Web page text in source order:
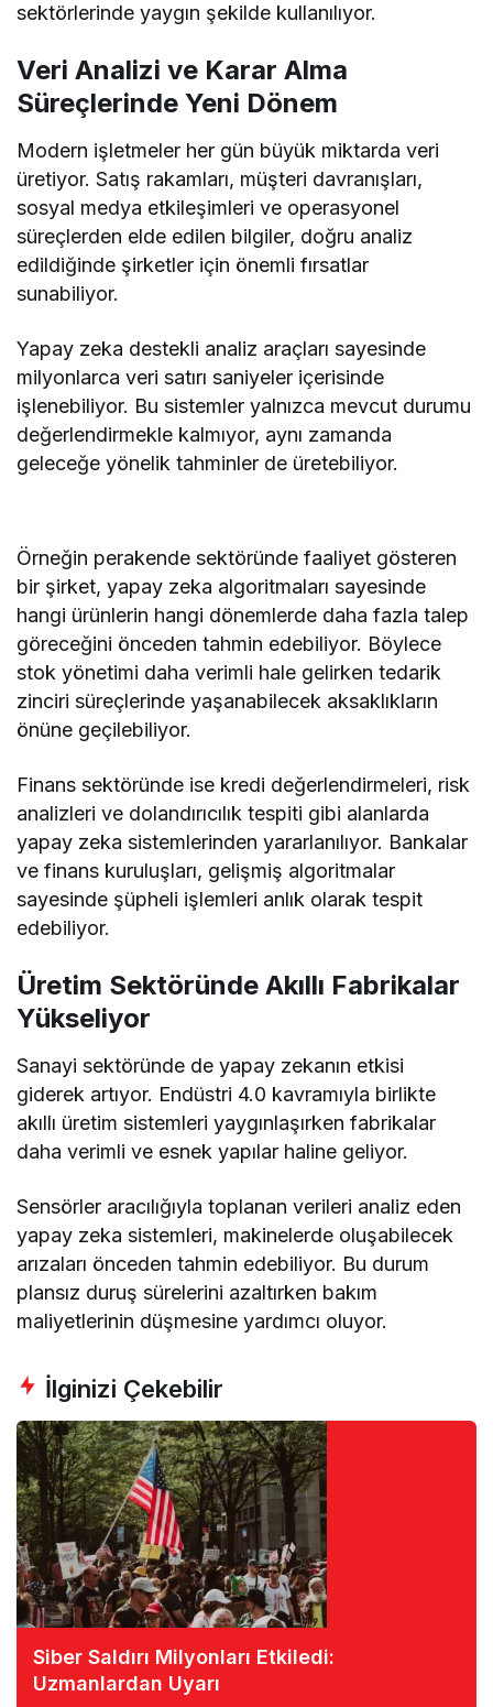
sektörlerinde yaygın şekilde kullanılıyor.
Veri Analizi ve Karar Alma
Süreçlerinde Yeni Dönem
Modern işletmeler her gün büyük miktarda veri
üretiyor. Satış rakamları, müşteri davranışları,
sosyal medya etkileşimleri ve operasyonel
süreçlerden elde edilen bilgiler, doğru analiz
edildiğinde şirketler için önemli fırsatlar
sunabiliyor.
Yapay zeka destekli analiz araçları sayesinde
milyonlarca veri satırı saniyeler içerisinde
işlenebiliyor. Bu sistemler yalnızca mevcut durumu
değerlendirmekle kalmıyor, aynı zamanda
geleceğe yönelik tahminler de üretebiliyor.
Örneğin perakende sektöründe faaliyet gösteren
bir şirket, yapay zeka algoritmaları sayesinde
hangi ürünlerin hangi dönemlerde daha fazla talep
göreceğini önceden tahmin edebiliyor. Böylece
stok yönetimi daha verimli hale gelirken tedarik
zinciri süreçlerinde yaşanabilecek aksaklıkların
önüne geçilebiliyor.
Finans sektöründe ise kredi değerlendirmeleri, risk
analizleri ve dolandırıcılık tespiti gibi alanlarda
yapay zeka sistemlerinden yararlanılıyor. Bankalar
ve finans kuruluşları, gelişmiş algoritmalar
sayesinde şüpheli işlemleri anlık olarak tespit
edebiliyor.
Üretim Sektöründe Akıllı Fabrikalar
Yükseliyor
Sanayi sektöründe de yapay zekanın etkisi
giderek artıyor. Endüstri 4.0 kavramıyla birlikte
akıllı üretim sistemleri yaygınlaşırken fabrikalar
daha verimli ve esnek yapılar haline geliyor.
Sensörler aracılığıyla toplanan verileri analiz eden
yapay zeka sistemleri, makinelerde oluşabilecek
arızaları önceden tahmin edebiliyor. Bu durum
plansız duruş sürelerini azaltırken bakım
maliyetlerinin düşmesine yardımcı oluyor.
İlginizi Çekebilir
Siber Saldırı Milyonları Etkiledi:
Uzmanlardan Uyarı